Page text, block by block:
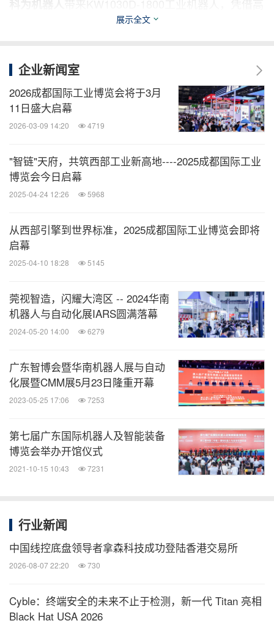
科为机器 人
刚性结构、精密RV传动及国内首创的多行业柔性抓
制造强势赋能；
展出200kg负载系列
六轴防爆工业机器人，适用于各类易燃易爆环境，已
取得国家防爆认证，技术创新达到国际、国内领先水
平。搬易通（MiMA米玛）
精彩亮相MCC16人上型三
选、一车两用，可定制行业标准的人上型三向国内最
高18.5m。在机器人核心零部件领域，
心产品精密行星减速机，产品结构实现全型号覆盖，
具有高精度、高刚性、大扭矩、高负载、低噪音等特
点；
翼」、派启科技的PIQ紧凑型伺服驱动器、
机器人精准运控、智能识别与感知能力提升提供了更
强大的技术支撑。
新一代信息技术与应用展区，紧扣"智改数转"实需求
信息技术展区紧扣西部地区产业"智改数转"真实需
示相关成果与实践。"智能制造场景与生态专区"延
续"主办方顶层设计主导+企业侧多边协同呈现"的策
展思路，以"链AI•创工业新质"为主题，携手四川省智
声、耐视特、科华集团等
国 聚焦严峻环境下的生产厂房，芯片、机器人等高精
件标杆——盘古信息则携IMSOS工软技术平台、
MOM制造运营管理系统齐步亮相，以满足不同车
展示全文
企业新闻室
2026成都国际工业博览会将于3月
11日盛大启幕
2026-03-09 14:20 4719
"智链"天府，共筑西部工业新高地----2025成都国际工业
博览会今日启幕
2025-04-24 12:26 5968
从西部引擎到世界标准，2025成都国际工业博览会即将
启幕
2025-04-10 18:28 5145
莞视智造，闪耀大湾区 -- 2024华南
机器人与自动化展IARS圆满落幕
2024-05-20 14:00 6279
广东智博会暨华南机器人展与自动
化展暨CMM展5月23日隆重开幕
2023-05-25 17:06 7253
第七届广东国际机器人及智能装备
博览会举办开馆仪式
2021-10-15 10:43 7231
行业新闻
中国线控底盘领导者拿森科技成功登陆香港交易所
2026-08-07 22:20 730
Cyble：终端安全的未来不止于检测，新一代 Titan 亮相
Black Hat USA 2026